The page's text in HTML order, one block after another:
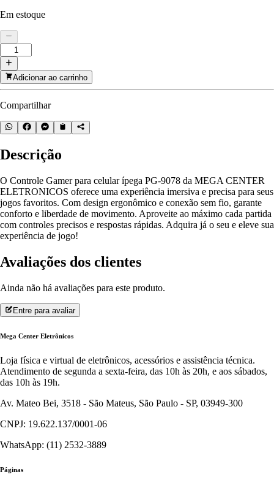
Em estoque
Adicionar ao carrinho
Compartilhar
Descrição
O Controle Gamer para celular ípega PG-9078 da MEGA CENTER
ELETRONICOS oferece uma experiência imersiva e precisa para seus
jogos favoritos. Com design ergonômico e conexão sem fio, garante
conforto e liberdade de movimento. Aproveite ao máximo cada partida
com controles precisos e respostas rápidas. Adquira já o seu e eleve sua
experiência de jogo!
Avaliações dos clientes
Ainda não há avaliações para este produto.
Entre para avaliar
Mega Center Eletrônicos
Loja física e virtual de eletrônicos, acessórios e assistência técnica.
Atendimento de segunda a sexta-feira, das 10h às 20h, e aos sábados,
das 10h às 19h.
Av. Mateo Bei, 3518 - São Mateus, São Paulo - SP, 03949-300
CNPJ: 19.622.137/0001-06
WhatsApp: (11) 2532-3889
Páginas